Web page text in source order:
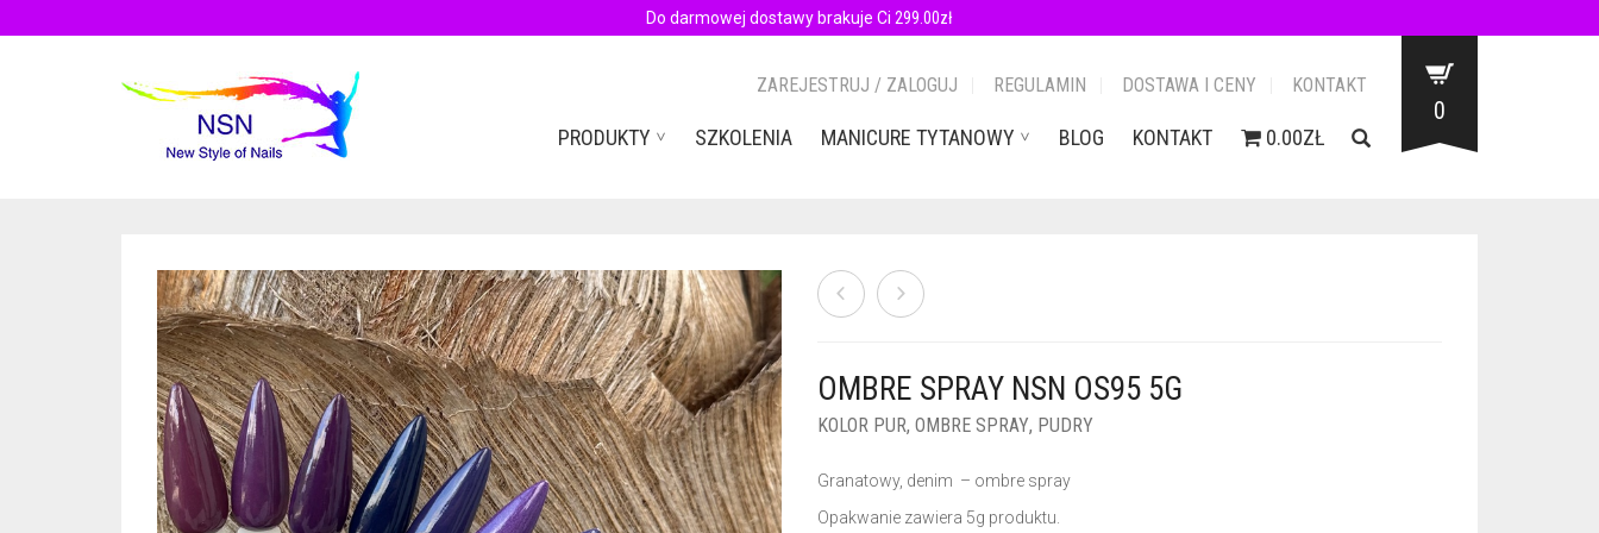
Do darmowej dostawy brakuje Ci 299.00zł
ZAREJESTRUJ / ZALOGUJ REGULAMIN DOSTAWA I CENY KONTAKT
PRODUKTY SZKOLENIA MANICURE TYTANOWY BLOG KONTAKT 0.00ZŁ
0
OMBRE SPRAY NSN OS95 5G
KOLOR PUR, OMBRE SPRAY, PUDRY
Granatowy, denim – ombre spray
Opakwanie zawiera 5g produktu.